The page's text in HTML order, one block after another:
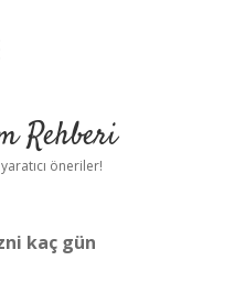
Rehberi
öneriler!
kaç gün